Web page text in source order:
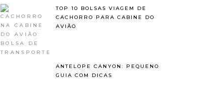
TOP 10 BOLSAS VIAGEM DE
CACHORRO PARA CABINE DO
AVIÃO
ANTELOPE CANYON: PEQUENO
GUIA COM DICAS